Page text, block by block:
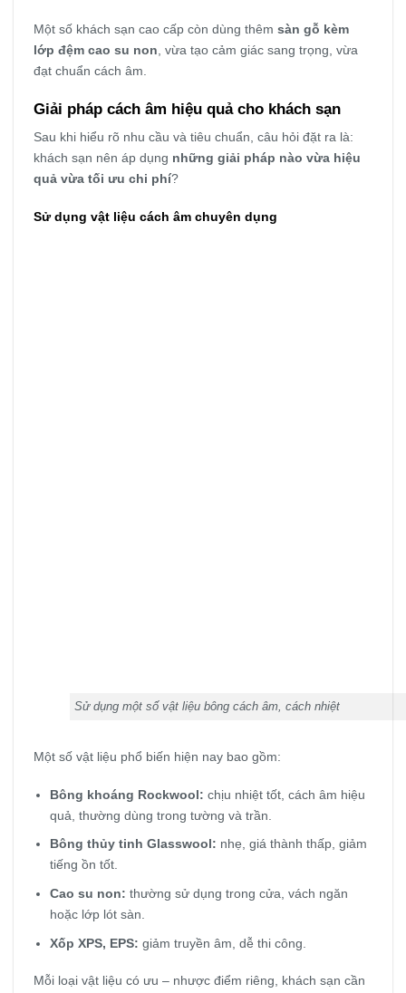
Một số khách sạn cao cấp còn dùng thêm sàn gỗ kèm
lớp đệm cao su non, vừa tạo cảm giác sang trọng, vừa
đạt chuẩn cách âm.
Giải pháp cách âm hiệu quả cho khách sạn
Sau khi hiểu rõ nhu cầu và tiêu chuẩn, câu hỏi đặt ra là:
khách sạn nên áp dụng những giải pháp nào vừa hiệu
quả vừa tối ưu chi phí?
Sử dụng vật liệu cách âm chuyên dụng
Sử dụng một số vật liệu bông cách âm, cách nhiệt
Một số vật liệu phổ biến hiện nay bao gồm:
Bông khoáng Rockwool: chịu nhiệt tốt, cách âm hiệu
quả, thường dùng trong tường và trần.
Bông thủy tinh Glasswool: nhẹ, giá thành thấp, giảm
tiếng ồn tốt.
Cao su non: thường sử dụng trong cửa, vách ngăn
hoặc lớp lót sàn.
Xốp XPS, EPS: giảm truyền âm, dễ thi công.
Mỗi loại vật liệu có ưu – nhược điểm riêng, khách sạn cần